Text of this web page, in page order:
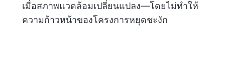
เมื่อสภาพแวดล้อมเปลี่ยนแปลง—โดยไม่ทำให้
ความก้าวหน้าของโครงการหยุดชะงัก